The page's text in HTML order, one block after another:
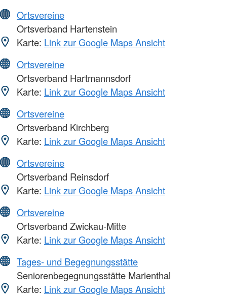
Ortsvereine
Ortsverband Hartenstein
Karte: Link zur Google Maps Ansicht
Ortsvereine
Ortsverband Hartmannsdorf
Karte: Link zur Google Maps Ansicht
Ortsvereine
Ortsverband Kirchberg
Karte: Link zur Google Maps Ansicht
Ortsvereine
Ortsverband Reinsdorf
Karte: Link zur Google Maps Ansicht
Ortsvereine
Ortsverband Zwickau-Mitte
Karte: Link zur Google Maps Ansicht
Tages- und Begegnungsstätte
Seniorenbegegnungsstätte Marienthal
Karte: Link zur Google Maps Ansicht